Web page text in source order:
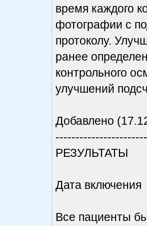
время каждого
фотографии с
протоколу.
ранее
контрольного
улучшений
Добавлено
РЕЗУЛЬТАТЫ
Дата включения
Все пациенты